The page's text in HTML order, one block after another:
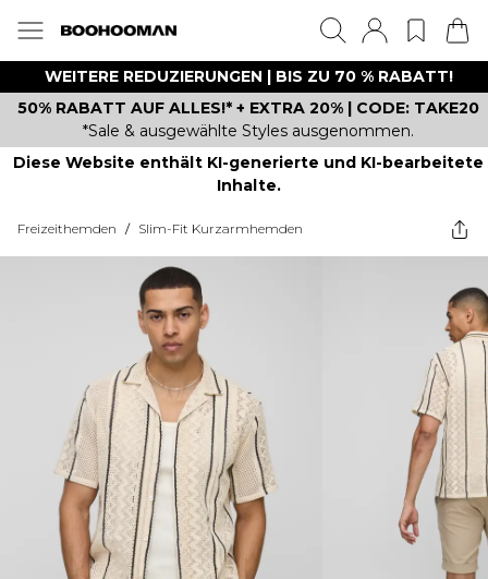
WEITERE REDUZIERUNGEN | BIS ZU 70 % RABATT!
50% RABATT AUF ALLES!* + EXTRA 20% | CODE: TAKE20
*Sale & ausgewählte Styles ausgenommen.
Diese Website enthält KI-generierte und KI-bearbeitete
Inhalte.
Freizeithemden / Slim-Fit Kurzarmhemden